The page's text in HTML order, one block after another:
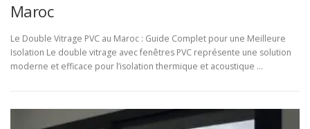
Maroc
Le Double Vitrage PVC au Maroc : Guide Complet pour une Meilleure
Isolation Le double vitrage avec fenêtres PVC représente une solution
moderne et efficace pour l’isolation thermique et acoustique …